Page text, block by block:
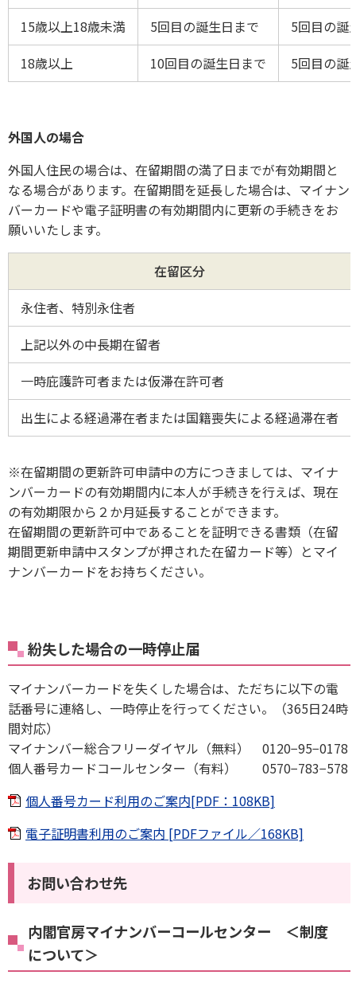
15歳以上18歳未満 5回目の誕生日まで
5回目の誕
18歳以上
10回目の誕生日まで 5回目の誕
外国人の場合
外国人住民の場合は、在留期間の満了日までが有効期間と
なる場合があります。在留期間を延長した場合は、マイナン
バーカードや電子証明書の有効期間内に更新の手続きをお
願いいたします。
在留区分
永住者、特別永住者
上記以外の中長期在留者
一時庇護許可者または仮滞在許可者
出生による経過滞在者または国籍喪失による経過滞在者
※在留期間の更新許可申請中の方につきましては、マイナ
ンバーカードの有効期間内に本人が手続きを行えば、現在
の有効期限から２か月延長することができます。
在留期間の更新許可中であることを証明できる書類（在留
期間更新申請中スタンプが押された在留カード等）とマイ
ナンバーカードをお持ちください。
紛失した場合の一時停止届
マイナンバーカードを失くした場合は、ただちに以下の電
話番号に連絡し、一時停止を行ってください。（365日24時
間対応）
マイナンバー総合フリーダイヤル（無料） 0120−95−0178
個人番号カードコールセンター（有料） 0570−783−578
個人番号カード利用のご案内[PDF：108KB]
電子証明書利用のご案内 [PDFファイル／168KB]
お問い合わせ先
内閣官房マイナンバーコールセンター ＜制度
について＞